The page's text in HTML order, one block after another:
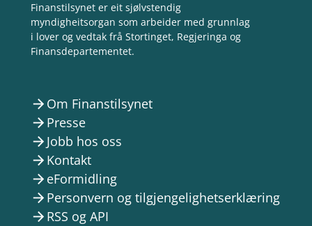
Finanstilsynet er eit sjølvstendig
myndigheitsorgan som arbeider med grunnlag
i lover og vedtak frå Stortinget, Regjeringa og
Finansdepartementet.
arrow_forward Om Finanstilsynet
arrow_forward Presse
arrow_forward Jobb hos oss
arrow_forward Kontakt
arrow_forward eFormidling
arrow_forward Personvern og tilgjengelighetserklæring
arrow_forward RSS og API